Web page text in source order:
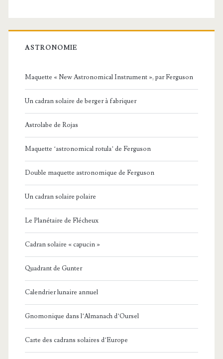
ASTRONOMIE
Maquette « New Astronomical Instrument », par Ferguson
Un cadran solaire de berger à fabriquer
Astrolabe de Rojas
Maquette ‘astronomical rotula’ de Ferguson
Double maquette astronomique de Ferguson
Un cadran solaire polaire
Le Planétaire de Flécheux
Cadran solaire « capucin »
Quadrant de Gunter
Calendrier lunaire annuel
Gnomonique dans l’Almanach d’Oursel
Carte des cadrans solaires d’Europe